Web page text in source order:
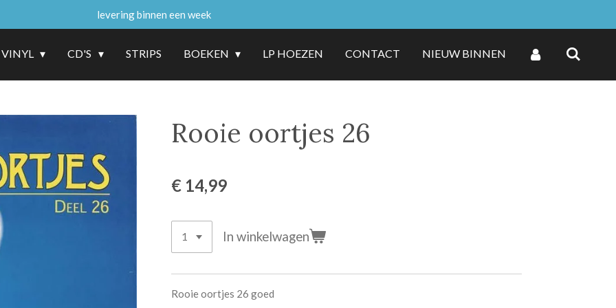
levering binnen een week
VINYL CD'S STRIPS BOEKEN LP HOEZEN CONTACT NIEUW BINNEN
Rooie oortjes 26
€ 14,99
In winkelwagen
Rooie oortjes 26 goed